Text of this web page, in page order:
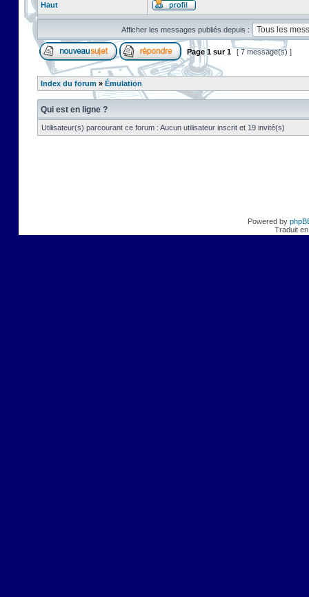
Haut
Afficher les messages publiés depuis :
Page 1 sur1 [ 7 message(s) ]
Index du forum » Émulation
Qui est en ligne ?
Utilisateur(s) parcourant ce forum : Aucun utilisateur inscrit et 19 invité(s)
Powered by
Traduit